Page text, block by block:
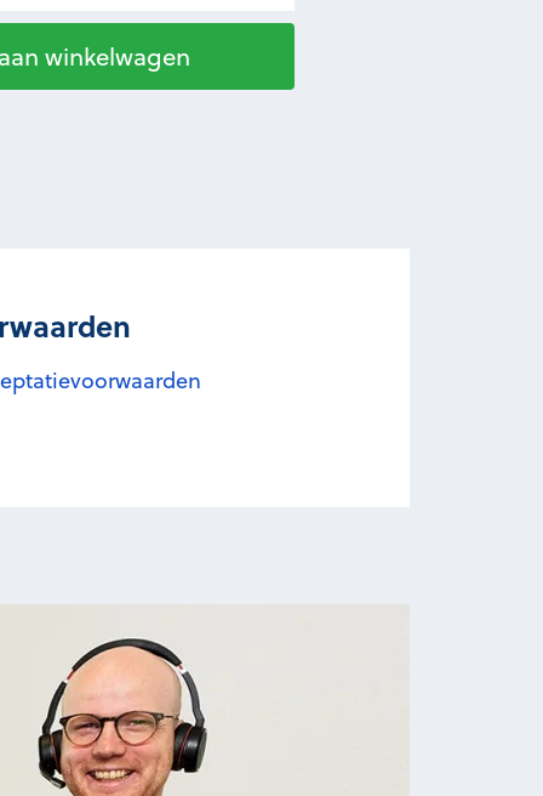
winkelwagen